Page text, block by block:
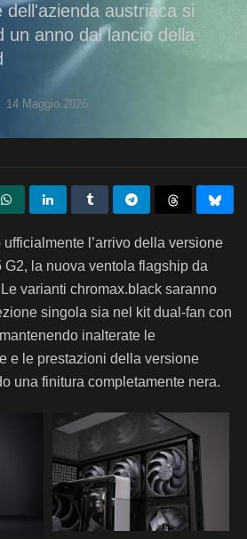
dell'azienda austriaca si
un anno dal lancio della
14 Maggio 2026
ufficialmente l’arrivo della versione
la nuova ventola flagship da
varianti chromax.black saranno
singola sia nel kit dual-fan con
inalterate le
e le prestazioni della versione
una finitura completamente nera.